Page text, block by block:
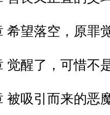
希望落空，原罪
觉醒了，可惜不
被吸引而来的恶